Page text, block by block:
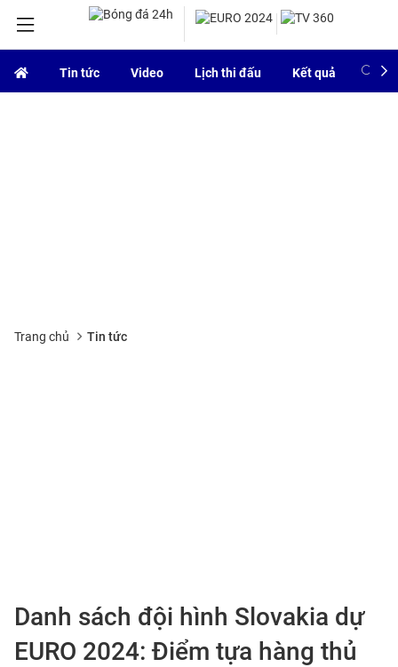
Tin tức Video Lịch thi đấu Kết quả
Trang chủ Tin tức
Danh sách đội hình Slovakia dự
EURO 2024: Điểm tựa hàng thủ